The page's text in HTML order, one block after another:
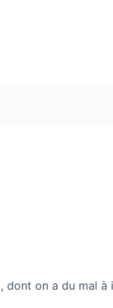
dont on a du mal à